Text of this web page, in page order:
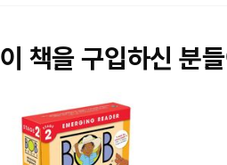
이 책을 구입하신 분